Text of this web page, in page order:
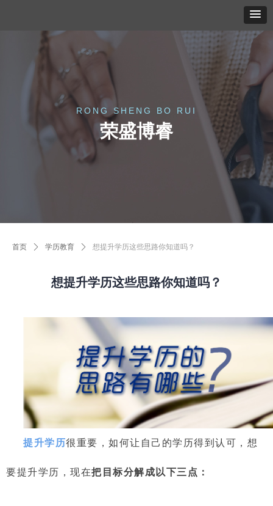
荣盛博睿
RONG SHENG BO RUI
想提升学历这些思路你知道吗？
提升学历很重要，如何让自己的学历得到认可， 想
要提升学历，现在把目标分解成以下三点：
首页 ꄲ 学历教育 ꄲ 想提升学历这些思路你知道吗？